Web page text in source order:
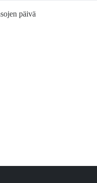
päivä